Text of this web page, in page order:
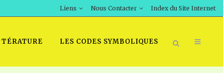
Liens Nous Contacter Index du Site Internet
LES CODES SYMBOLIQUES